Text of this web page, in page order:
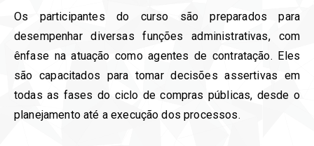
Os participantes do curso são preparados para
desempenhar diversas funções administrativas, com
ênfase na atuação como agentes de contratação. Eles
são capacitados para tomar decisões assertivas em
todas as fases do ciclo de compras públicas, desde o
planejamento até a execução dos processos.